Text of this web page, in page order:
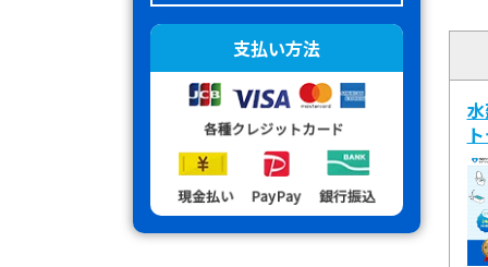
支払い方法